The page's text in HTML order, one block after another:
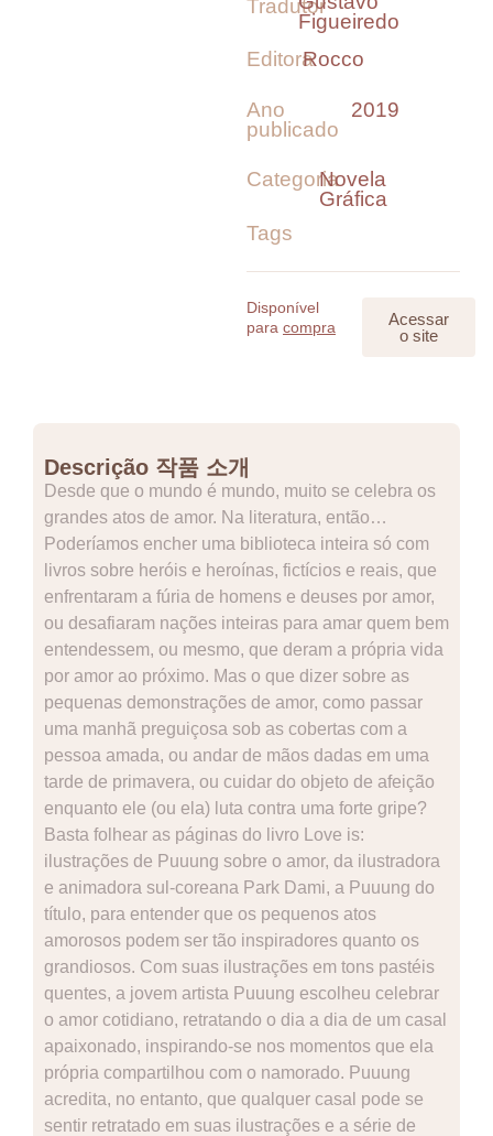
Tradutor
Figueiredo
EditoraRocco
Ano
publicado
2019
CategoriaNovela
Gráfica
Tags
Disponível
para compra
Acessar
o site
Descrição 작품 소개
Desde que o mundo é mundo, muito se celebra os
grandes atos de amor. Na literatura, então…
Poderíamos encher uma biblioteca inteira só com
livros sobre heróis e heroínas, fictícios e reais, que
enfrentaram a fúria de homens e deuses por amor,
ou desafiaram nações inteiras para amar quem bem
entendessem, ou mesmo, que deram a própria vida
por amor ao próximo. Mas o que dizer sobre as
pequenas demonstrações de amor, como passar
uma manhã preguiçosa sob as cobertas com a
pessoa amada, ou andar de mãos dadas em uma
tarde de primavera, ou cuidar do objeto de afeição
enquanto ele (ou ela) luta contra uma forte gripe?
Basta folhear as páginas do livro Love is:
ilustrações de Puuung sobre o amor, da ilustradora
e animadora sul-coreana Park Dami, a Puuung do
título, para entender que os pequenos atos
amorosos podem ser tão inspiradores quanto os
grandiosos. Com suas ilustrações em tons pastéis
quentes, a jovem artista Puuung escolheu celebrar
o amor cotidiano, retratando o dia a dia de um casal
apaixonado, inspirando-se nos momentos que ela
própria compartilhou com o namorado. Puuung
acredita, no entanto, que qualquer casal pode se
sentir retratado em suas ilustrações e a série de